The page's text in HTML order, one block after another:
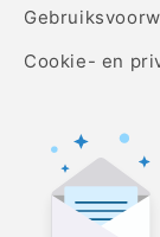
Cookie- en